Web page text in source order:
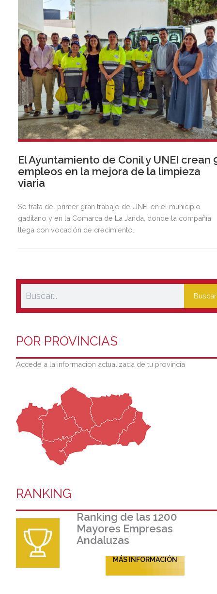
El Ayuntamiento de Conil y UNEI crean
empleos en la mejora de la limpieza
viaria
Se trata del primer gran trabajo de UNEI en el municipio
gaditano y en la Comarca de La Janda, donde la compañía
llega con vocación de crecimiento.
Buscar
POR PROVINCIAS
Accede a la información actualizada de tu provincia
RANKING
Ranking de las 1200
Mayores Empresas
Andaluzas
MÁS INFORMACIÓN